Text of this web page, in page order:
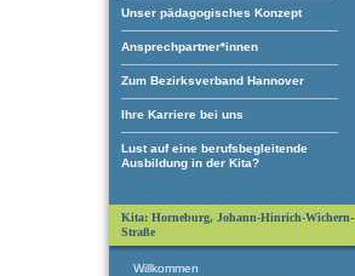
Unser pädagogisches Konzept
Ansprechpartner*innen
Zum Bezirksverband Hannover
Ihre Karriere bei uns
Lust auf eine berufsbegleitende
Ausbildung in der Kita?
Kita: Horneburg, Johann-Hinrich-Wichern-
Straße
Willkommen